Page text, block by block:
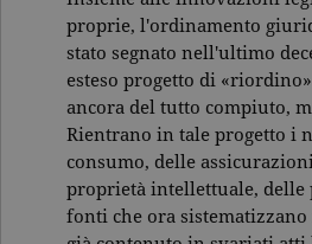
proprie, l'ordinamento
stato segnato nell'ultimo
esteso progetto di
ancora del tutto compiuto,
Rientrano in tale progetto i
consumo, delle
proprietà intellettuale, delle
fonti che ora